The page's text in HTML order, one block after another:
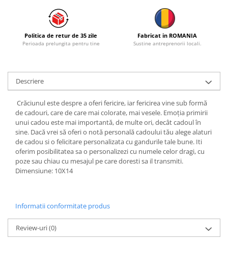
Politica de retur de 35 zile
Perioada prelungita pentru tine
Fabricat in ROMANIA
Sustine antreprenorii locali.
Descriere
Crăciunul este despre a oferi fericire, iar fericirea vine sub formă
de cadouri, care de care mai colorate, mai vesele. Emoția primirii
unui cadou este mai importantă, de multe ori, decât cadoul în
sine. Dacă vrei să oferi o notă personală cadoului tău alege alaturi
de cadou si o felicitare personalizata cu gandurile tale bune. Iti
oferim posibilitatea sa o personalizezi cu numele celor dragi, cu
poze sau chiau cu mesajul pe care doresti sa il transmiti.
Dimensiune: 10X14
Informatii conformitate produs
Review-uri(0)